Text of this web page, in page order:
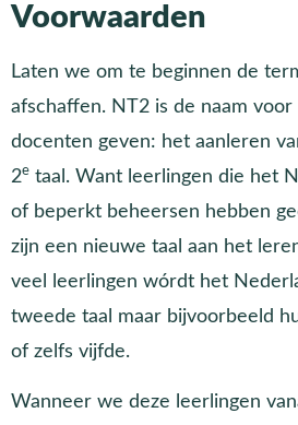
Voorwaarden
Laten we om te beginnen de
afschaffen. NT2 is de naam
docenten geven: het aanleren
2e taal. Want leerlingen die het
of beperkt beheersen hebben
zijn een nieuwe taal aan het
veel leerlingen wórdt het
tweede taal maar bijvoorbeeld
of zelfs vijfde.
Wanneer we deze leerlingen